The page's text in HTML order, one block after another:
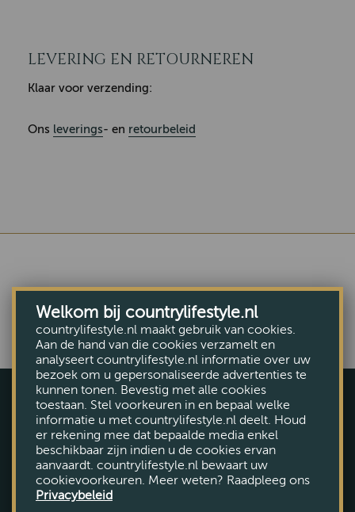
LEVERING EN RETOURNEREN
Klaar voor verzending:
Ons leverings- en retourbeleid
Voorthuizerstraat 131, Putten
Welkom bij countrylifestyle.nl
countrylifestyle.nl maakt gebruik van cookies.
Aan de hand van die cookies verzamelt en
analyseert countrylifestyle.nl informatie over uw
bezoek om u gepersonaliseerde advertenties te
kunnen tonen. Bevestig met alle cookies
toestaan. Stel voorkeuren in en bepaal welke
informatie u met countrylifestyle.nl deelt. Houd
er rekening mee dat bepaalde media enkel
beschikbaar zijn indien u de cookies ervan
aanvaardt. countrylifestyle.nl bewaart uw
cookievoorkeuren. Meer weten? Raadpleeg ons
Privacybeleid